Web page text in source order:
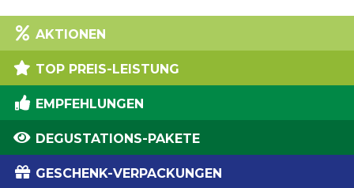
AKTIONEN
TOP PREIS-LEISTUNG
EMPFEHLUNGEN
DEGUSTATIONS-PAKETE
GESCHENK-VERPACKUNGEN